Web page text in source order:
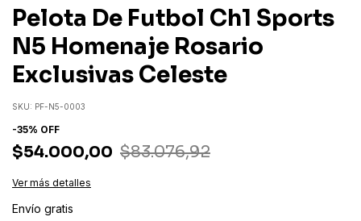
Pelota De Futbol Ch1 Sports
N5 Homenaje Rosario
Exclusivas Celeste
SKU: PF-N5-0003
-35% OFF
$54.000,00 $83.076,92
Ver más detalles
Envío gratis